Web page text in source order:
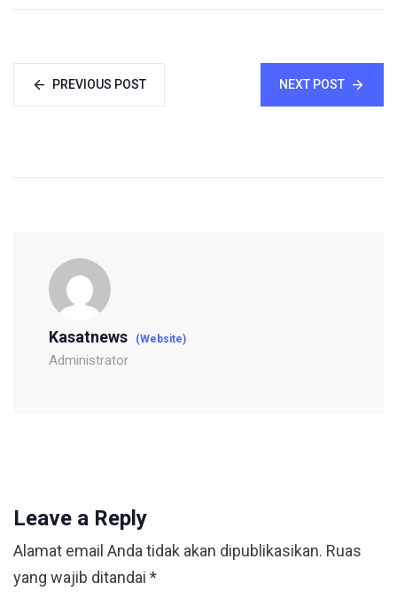
PREVIOUS POST NEXT POST
Kasatnews (Website)
Administrator
Leave a Reply
Alamat email Anda tidak akan dipublikasikan. Ruas
yang wajib ditandai *